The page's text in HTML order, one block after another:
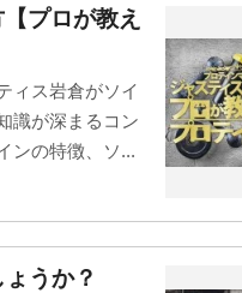
プロが教え
ィス岩倉がソイ
識が深まるコン
ンの特徴、ソ...
うか？